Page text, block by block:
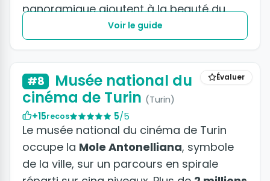
panoramique ajoutent à la beauté du
Voir le guide
Évaluer
#8
Musée national du
cinéma de Turin (Turin)
+15recos 5/5
Le musée national du cinéma de Turin
occupe la Mole Antonelliana, symbole
de la ville, sur un parcours en spirale